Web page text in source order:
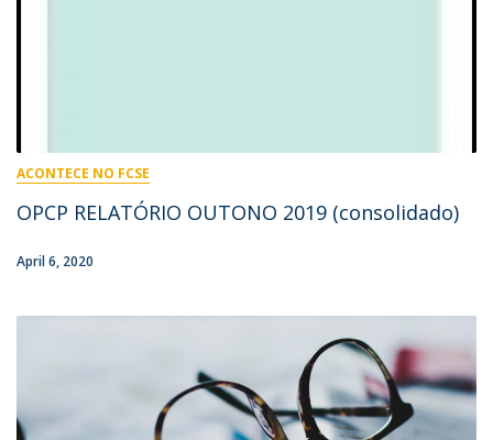
ACONTECE NO FCSE
OPCP RELATÓRIO OUTONO 2019 (consolidado)
April 6, 2020